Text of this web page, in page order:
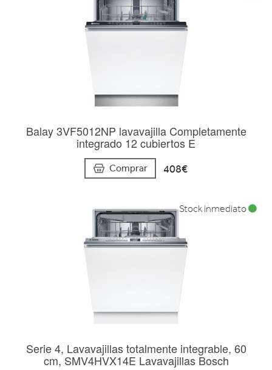
Balay 3VF5012NP lavavajilla Completamente
integrado 12 cubiertos E
Comprar 408€
Serie 4, Lavavajillas totalmente integrable, 60
cm, SMV4HVX14E Lavavajillas Bosch
Stock inmediato